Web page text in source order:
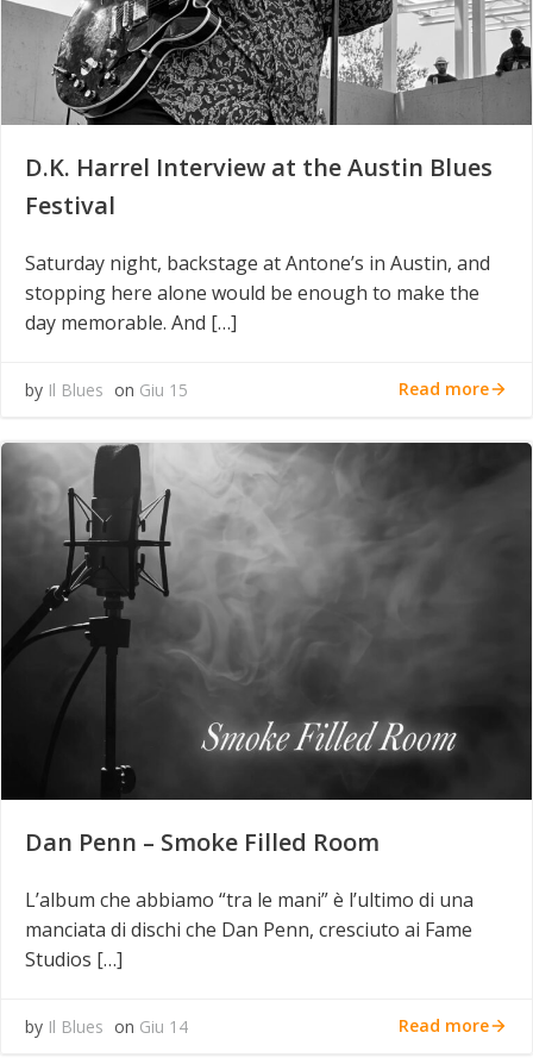
D.K. Harrel Interview at the Austin Blues
Festival
Saturday night, backstage at Antone’s in Austin, and
stopping here alone would be enough to make the
day memorable. And […]
by Il Blues on Giu 15 Read more
Dan Penn – Smoke Filled Room
L’album che abbiamo “tra le mani” è l’ultimo di una
manciata di dischi che Dan Penn, cresciuto ai Fame
Studios […]
by Il Blues on Giu 14 Read more